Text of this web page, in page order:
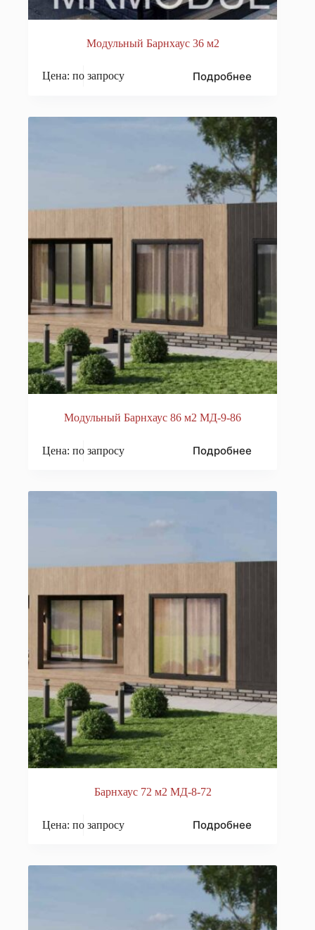
Модульный Барнхаус 36 м2
Цена: по запросу Подробнее
Модульный Барнхаус 86 м2 МД-9-86
Цена: по запросу Подробнее
Барнхаус 72 м2 МД-8-72
Цена: по запросу Подробнее